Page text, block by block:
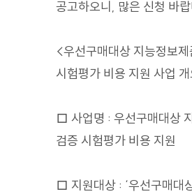
공고하오니, 많은 신청 바
<우선구매대상 지능정보제
시험평가 비용 지원 사업
□ 사업명 : 우선구매대상
검증 시험평가 비용 지원
□ 지원대상 : ‘우선구매대